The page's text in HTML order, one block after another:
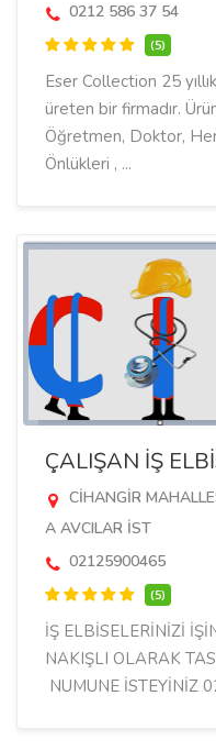
0212 586 37 54
(5)
Eser Collection 25
üreten bir firmadır.
Öğretmen, Doktor,
Önlükleri , ...
ÇALIŞAN İŞ
CİHANGİR
A AVCILAR İST
02125900465
(5)
İŞ ELBİSELERİNİZİ
NAKIŞLI OLARAK
NUMUNE İSTEYİNİZ